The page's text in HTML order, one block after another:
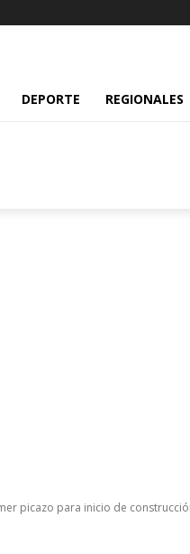
DEPORTE REGIONALES
picazo para inicio de